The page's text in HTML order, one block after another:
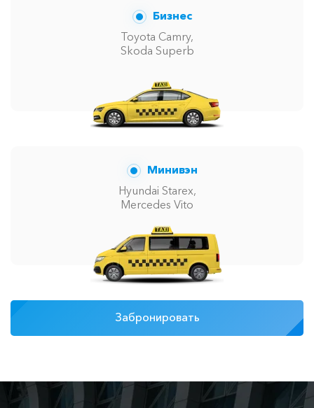
Бизнес
Toyota Camry,
Skoda Superb
Минивэн
Hyundai Starex,
Mercedes Vito
Забронировать